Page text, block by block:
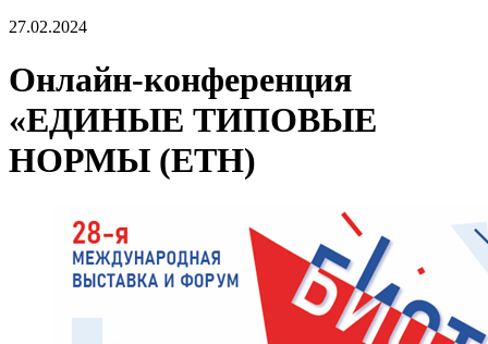
27.02.2024
Онлайн-конференция
«ЕДИНЫЕ ТИПОВЫЕ
НОРМЫ (ЕТН)